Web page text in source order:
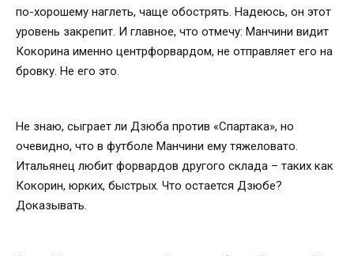
по-хорошему наглеть, чаще обострять. Надеюсь, он этот
уровень закрепит. И главное, что отмечу: Манчини видит
Кокорина именно центрфорвардом, не отправляет его на
бровку. Не его это.
Не знаю, сыграет ли Дзюба против «Спартака», но
очевидно, что в футболе Манчини ему тяжеловато.
Итальянец любит форвардов другого склада – таких как
Кокорин, юрких, быстрых. Что остается Дзюбе?
Доказывать.